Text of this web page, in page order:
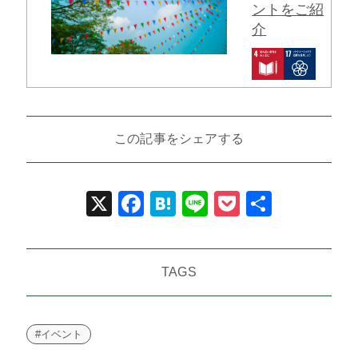
ントをご紹
介
この記事をシェアする
X Facebook
Hatena
LinePocket
TAGS
#イベント